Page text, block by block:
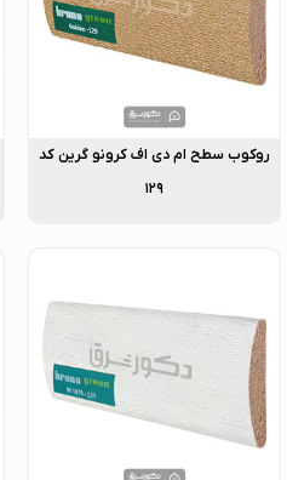
روکوب سطح ام دی اف کرونو گرین کد
۱۲۹